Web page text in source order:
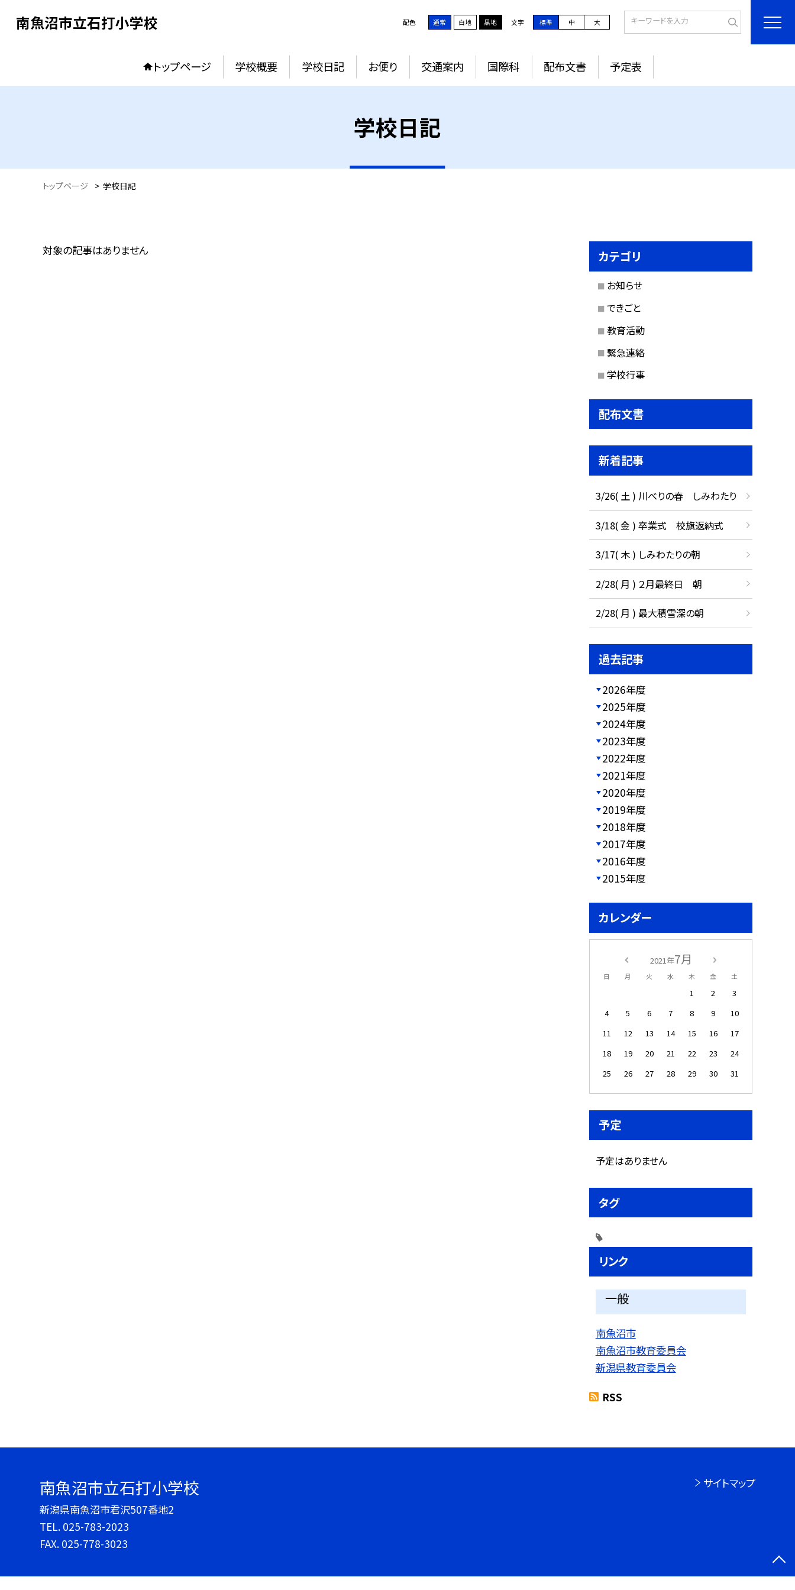
南魚沼市立石打小学校 配色 通常 白地 黒地 文字 標準 中 大
トップページ 学校概要 学校日記 お便り 交通案内 国際科 配布文書 予定表
学校日記
トップページ > 学校日記
対象の記事はありません カテゴリ
お知らせ
できごと
教育活動
緊急連絡
学校行事
配布文書
新着記事
3/26( 土 ) 川べりの春 しみわたり
3/18( 金 ) 卒業式 校旗返納式
3/17( 木 ) しみわたりの朝
2/28( 月 ) ２月最終日 朝
2/28( 月 ) 最大積雪深の朝
過去記事
2026年度
2025年度
2024年度
2023年度
2022年度
2021年度
2020年度
2019年度
2018年度
2017年度
2016年度
2015年度
カレンダー
2021年7月
日 月 火 水 木 金 土
1 2
3
4
5 6 7 8 9
10
11
12 13 14 15 16
17
18
19 20 21 22 23
24
25
26 27 28 29 30 31
予定
予定はありません
タグ
リンク
一般
南魚沼市
南魚沼市教育委員会
新潟県教育委員会
RSS
南魚沼市立石打小学校
新潟県南魚沼市君沢507番地2
TEL. 025-783-2023
FAX. 025-778-3023
サイトマップ